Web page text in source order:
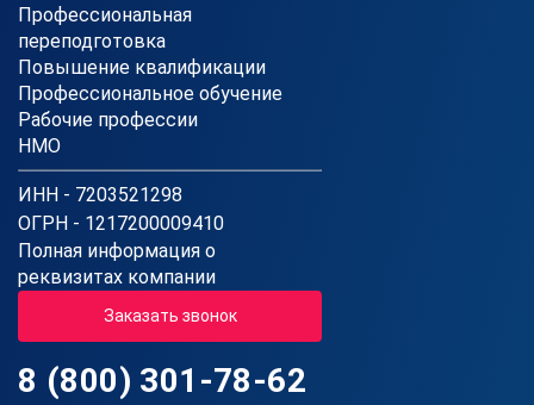
Профессиональная
переподготовка
Повышение квалификации
Профессиональное обучение
Рабочие профессии
НМО
ИНН - 7203521298
ОГРН - 1217200009410
Полная информация о
реквизитах компании
Заказать звонок
8 (800) 301-78-62